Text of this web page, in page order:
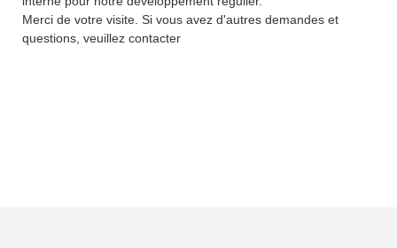
Merci de votre visite. Si vous avez d'autres demandes et
questions, veuillez contacter